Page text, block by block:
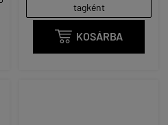
tagként
 KOSÁRBA